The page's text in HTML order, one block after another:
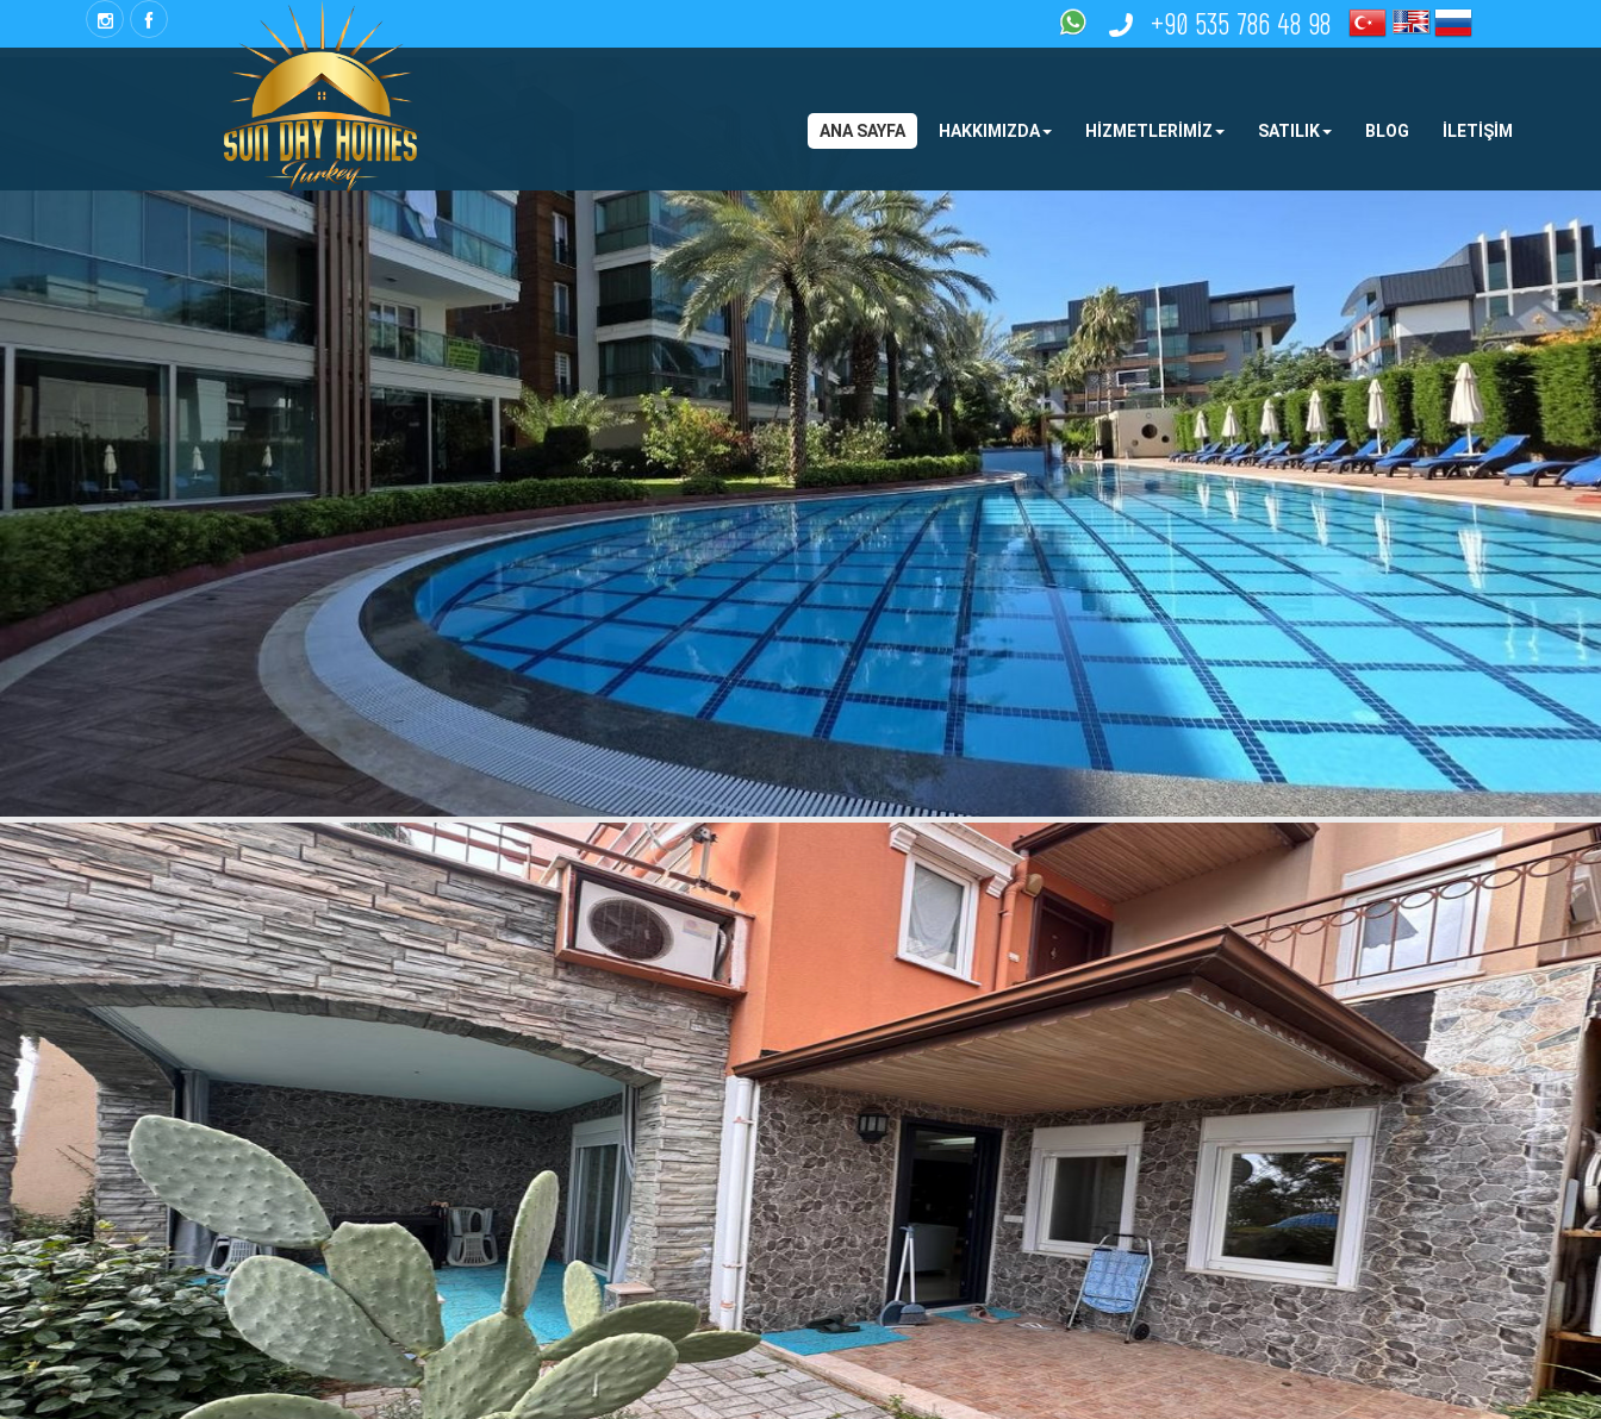
+90 535 786 48 98
ANA SAYFA HAKKIMIZDA HIZMETLERIMIZ SATILIK BLOG İLETIŞIM